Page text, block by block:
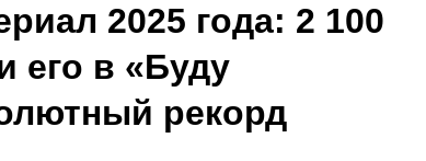
2025 года: 2 100
его в «Буду
рекорд